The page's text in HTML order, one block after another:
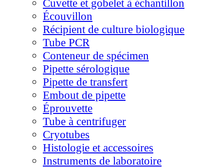
Cuvette et gobelet à échantillon
Écouvillon
Récipient de culture biologique
Tube PCR
Conteneur de spécimen
Pipette sérologique
Pipette de transfert
Embout de pipette
Éprouvette
Tube à centrifuger
Cryotubes
Histologie et accessoires
Instruments de laboratoire